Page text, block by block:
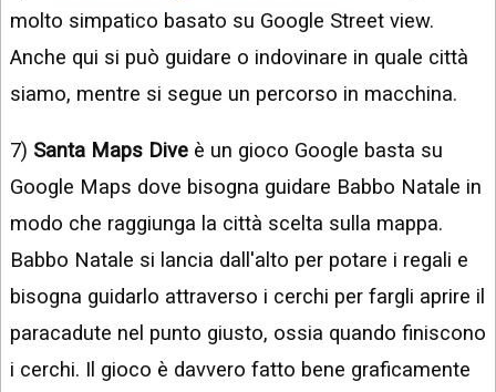
molto simpatico basato su Google Street view.
Anche qui si può guidare o indovinare in quale città
siamo, mentre si segue un percorso in macchina.
7) Santa Maps Dive è un gioco Google basta su
Google Maps dove bisogna guidare Babbo Natale in
modo che raggiunga la città scelta sulla mappa.
Babbo Natale si lancia dall'alto per potare i regali e
bisogna guidarlo attraverso i cerchi per fargli aprire il
paracadute nel punto giusto, ossia quando finiscono
i cerchi. Il gioco è davvero fatto bene graficamente